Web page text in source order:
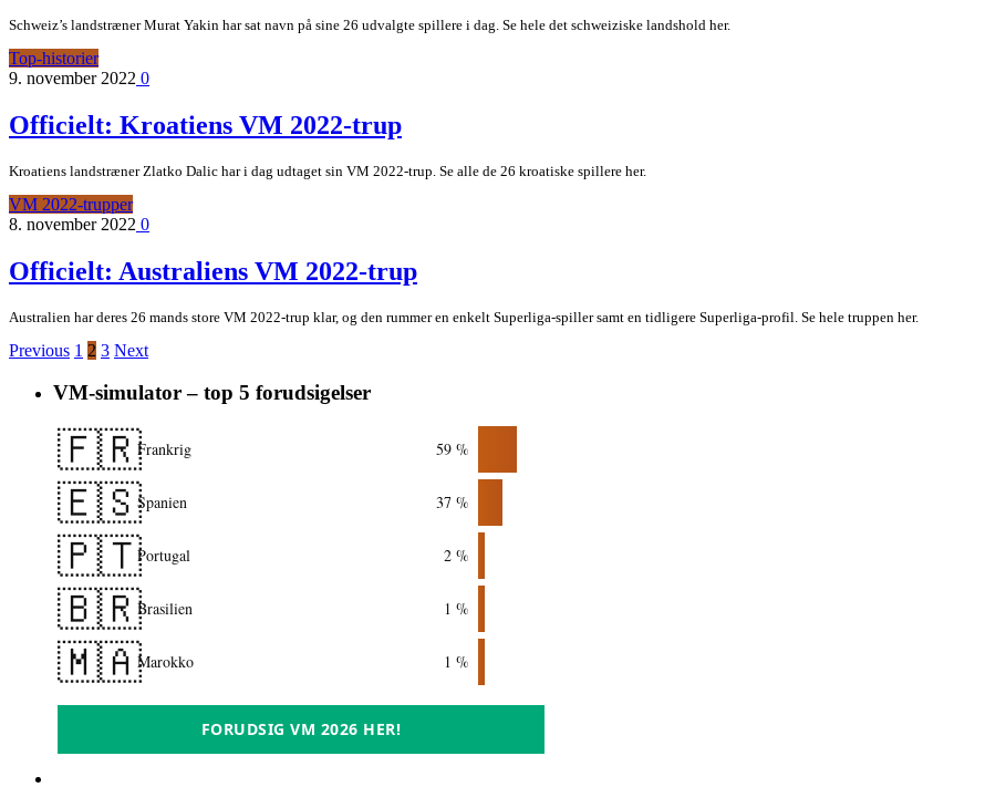
Schweiz’s landstræner Murat Yakin har sat navn på sine 26 udvalgte spillere i dag. Se hele det schweiziske landshold her.
Top-historier
9. november 2022 0
Officielt: Kroatiens VM 2022-trup
Kroatiens landstræner Zlatko Dalic har i dag udtaget sin VM 2022-trup. Se alle de 26 kroatiske spillere her.
VM 2022-trupper
8. november 2022 0
Officielt: Australiens VM 2022-trup
Australien har deres 26 mands store VM 2022-trup klar, og den rummer en enkelt Superliga-spiller samt en tidligere Superliga-profil. Se hele truppen her.
Previous 1 2 3 Next
VM-simulator – top 5 forudsigelser
🇫🇷Frankrig 59 %
🇪🇸Spanien 37 %
🇵🇹Portugal 2 %
🇧🇷Brasilien 1 %
🇲🇦Marokko 1 %
FORUDSIG VM 2026 HER!